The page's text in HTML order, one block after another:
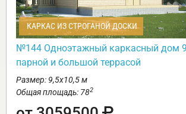
КАРКАС ИЗ СТРОГАНОЙ ДОСКИ
№144 Одноэтажный каркасный дом
парной и большой террасой
Размер: 9,5х10,5 м
Общая площадь: 782